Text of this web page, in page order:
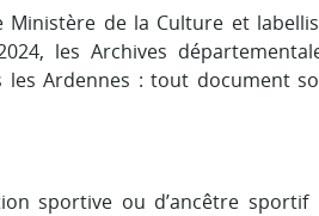
de la Culture et
les Archives
Ardennes : tout document
sportive ou d’ancêtre